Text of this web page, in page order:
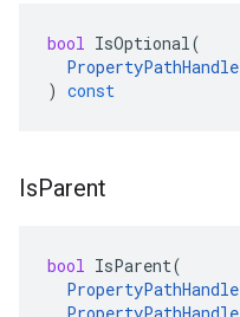
bool IsOptional(
PropertyPathHandle
) const
IsParent
bool IsParent(
PropertyPathHandle